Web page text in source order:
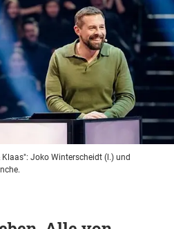
Joko Winterscheidt (l.) und